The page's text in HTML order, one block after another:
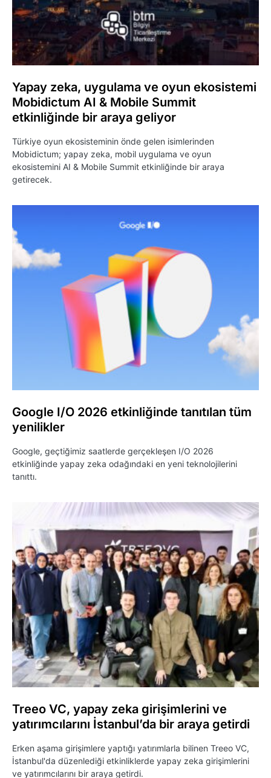
Yapay zeka, uygulama ve oyun ekosistemi
Mobidictum AI & Mobile Summit
etkinliğinde bir araya geliyor
Türkiye oyun ekosisteminin önde gelen isimlerinden
Mobidictum; yapay zeka, mobil uygulama ve oyun
ekosistemini AI & Mobile Summit etkinliğinde bir araya
getirecek.
Google I/O 2026 etkinliğinde tanıtılan tüm
yenilikler
Google, geçtiğimiz saatlerde gerçekleşen I/O 2026
etkinliğinde yapay zeka odağındaki en yeni teknolojilerini
tanıttı.
Treeo VC, yapay zeka girişimlerini ve
yatırımcılarını İstanbul’da bir araya getirdi
Erken aşama girişimlere yaptığı yatırımlarla bilinen Treeo VC,
İstanbul'da düzenlediği etkinliklerde yapay zeka girişimlerini
ve yatırımcılarını bir araya getirdi.